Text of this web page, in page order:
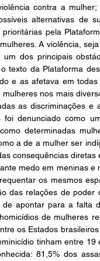
contra a mulher;
alternativas de
pela
A violência,
dos principais
texto da Plataforma
e as afetava em
nos mais
as discriminações e
foi denunciado como
determinadas
a de a mulher ser
consequências diretas
medo em meninas e
os mesmos
das relações de poder
apontar para a falta
de mulheres
os Estados
tinham entre 19
81,5% dos